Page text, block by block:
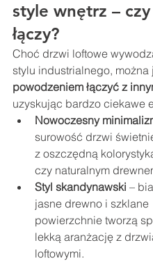
style wnętrz –
łączy?
Choć drzwi loftowe
stylu industrialnego, można
powodzeniem łączyć z
uzyskując bardzo ciekawe
Nowoczesny
surowość drzwi
z oszczędną
czy naturalnym
Styl skandynawski –
jasne drewno i szklane
powierzchnie tworzą
lekką aranżację z
loftowymi.